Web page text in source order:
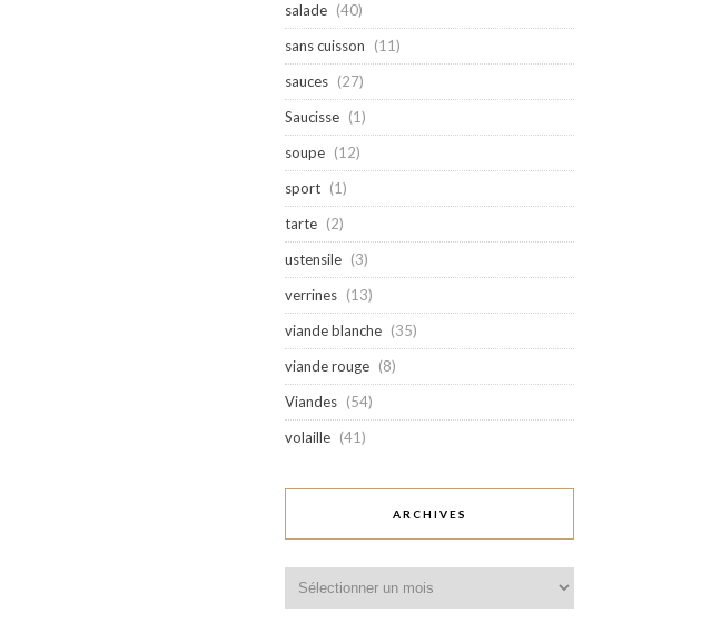
salade (40)
sans cuisson
(11)
sauces (27)
Saucisse (1)
soupe (12)
sport (1)
tarte (2)
ustensile (3)
verrines (13)
viande blanche (35)
viande rouge (8)
Viandes (54)
volaille (41)
ARCHIVES